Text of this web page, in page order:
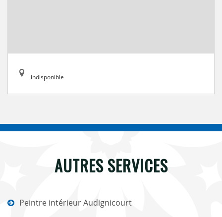
indisponible
AUTRES SERVICES
Peintre intérieur Audignicourt